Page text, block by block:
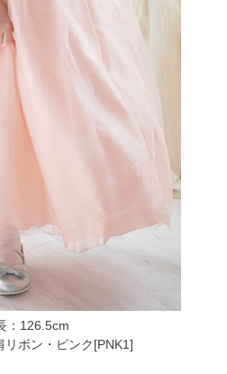
：126.5cm
リボン・ピンク[PNK1]